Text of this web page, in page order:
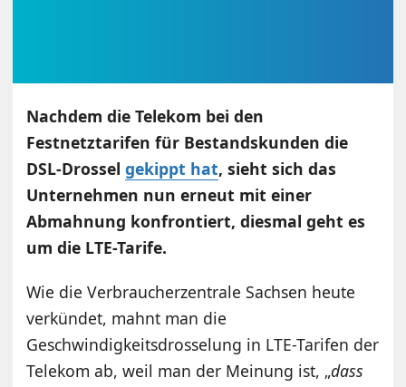
Nachdem die Telekom bei den
Festnetztarifen für Bestandskunden die
DSL-Drosselgekippt hat, sieht sich das
Unternehmen nun erneut mit einer
Abmahnung konfrontiert, diesmal geht es
um die LTE-Tarife.
Wie die Verbraucherzentrale Sachsen heute
verkündet, mahnt man die
Geschwindigkeitsdrosselung in LTE-Tarifen der
Telekom ab, weil man der Meinung ist, „dass